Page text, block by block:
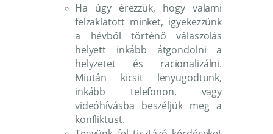
Ha úgy érezzük, hogy valami
felzaklatott minket, igyekezzünk
a hévből történő válaszolás
helyett inkább átgondolni a
helyzetet és racionalizálni.
Miután kicsit lenyugodtunk,
inkább telefonon, vagy
videóhívásba beszéljük meg a
konfliktust.